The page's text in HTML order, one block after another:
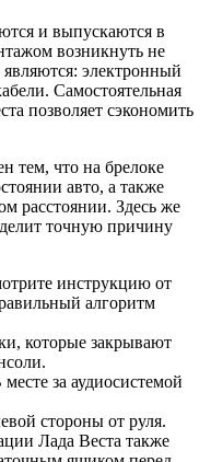
и выпускаются в
возникнуть не
электронный
Самостоятельная
позволяет сэкономить
тем, что на брелоке
авто, а также
расстоянии. Здесь же
точную причину
инструкцию от
алгоритм
которые закрывают
за аудиосистемой
стороны от руля.
Лада Веста также